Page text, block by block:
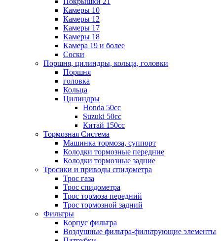
Камеры 10
Камеры 12
Камеры 17
Камеры 18
Камера 19 и более
Соски
Поршня, цилиндры, кольца, головки
Поршня
головка
Кольца
Цилиндры
Honda 50сс
Suzuki 50cc
Китай 150сс
Тормозная Система
Машинка тормоза, суппорт
Колодки тормозные передние
Колодки тормозные задние
Тросики и приводы спидометра
Трос газа
Трос спидометра
Трос тормоза передний
Трос тормозной задний
Фильтры
Корпус фильтра
Воздушные фильтра-фильтрующие элементы